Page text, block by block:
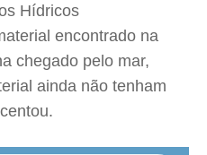
Hídricos
encontrado na
chegado pelo mar,
ainda não tenham